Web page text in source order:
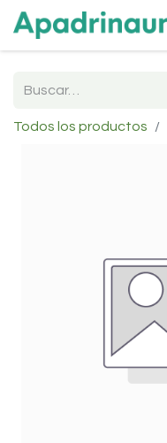
Todos los productos